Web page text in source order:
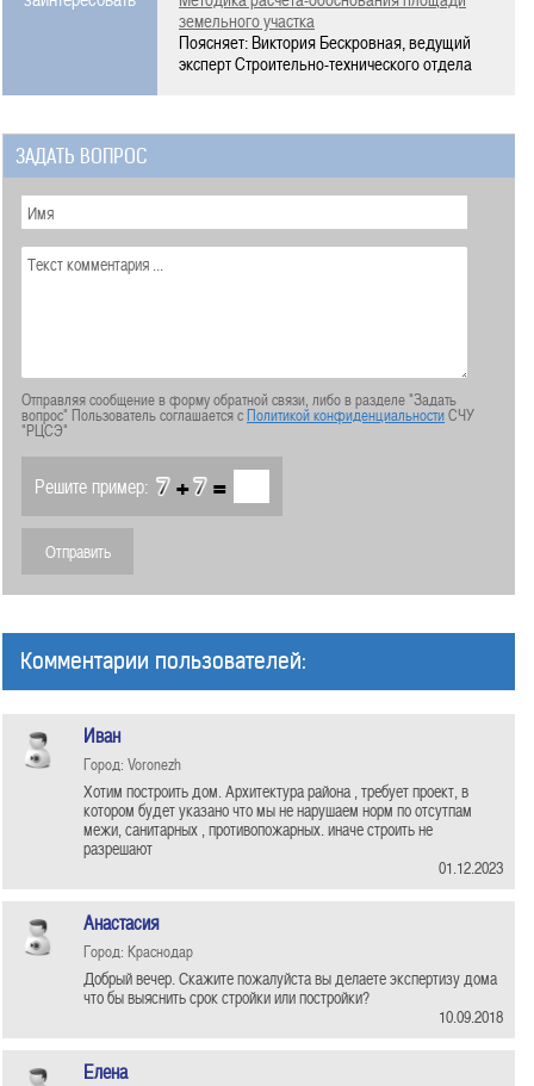
земельного участка
Поясняет: Виктория Бескровная, ведущий
эксперт Строительно-технического отдела
ЗАДАТЬ ВОПРОС
Отправляя сообщение в форму обратной связи, либо в разделе "Задать
вопрос" Пользователь соглашается сПолитикой конфиденциальностиСЧУ
"РЦСЭ"
Решите пример: + =
Комментарии пользователей:
Иван
Город: Voronezh
Хотим построить дом. Архитектура района , требует проект, в
котором будет указано что мы не нарушаем норм по отсутпам
межи, санитарных , противопожарных. иначе строить не
разрешают
01.12.2023
Анастасия
Город: Краснодар
Добрый вечер. Скажите пожалуйста вы делаете экспертизу дома
что бы выяснить срок стройки или постройки?
10.09.2018
Елена